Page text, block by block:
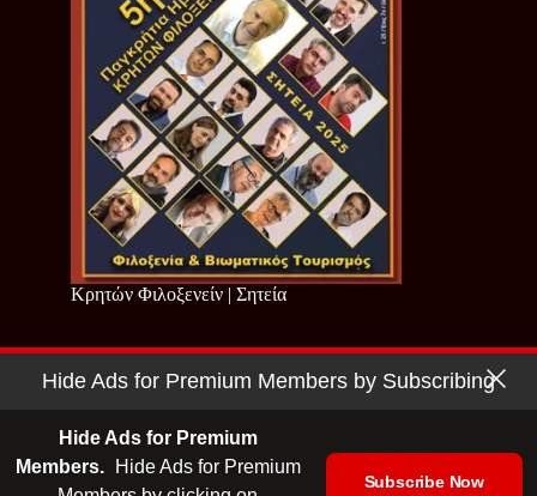
Κρητών Φιλοξενείν | Σητεία
Copyright © 2026 - Cretan Business | Κρητών Επιχειρείν
Hide Ads for Premium Members by Subscribing
Hide Ads for Premium
Members.
Hide Ads for Premium
Subscribe Now